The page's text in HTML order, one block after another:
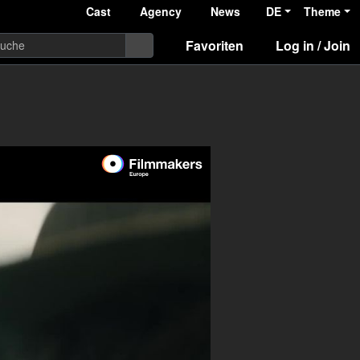
Cast Agency News DE Theme
Favoriten Log in / Join